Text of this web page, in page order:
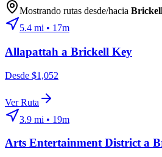
Mostrando rutas desde/hacia
5.4 mi • 17m
Allapattah a Brickell Key
Desde $1,052
Ver Ruta
3.9 mi • 19m
Arts Entertainment District a